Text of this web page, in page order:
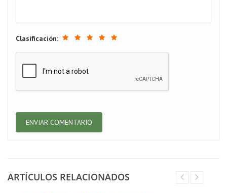
Clasificación:
ARTÍCULOS RELACIONADOS